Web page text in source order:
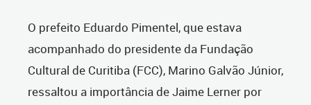
O prefeito Eduardo Pimentel, que estava
acompanhado do presidente da Fundação
Cultural de Curitiba (FCC), Marino Galvão Júnior,
ressaltou a importância de Jaime Lerner por